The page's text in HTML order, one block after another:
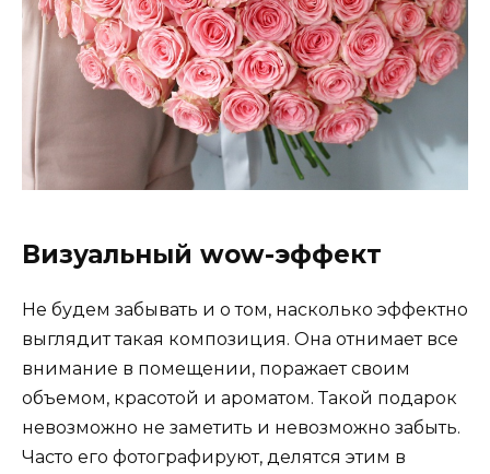
Визуальный wow-эффект
Не будем забывать и о том, насколько эффектно
выглядит такая композиция. Она отнимает все
внимание в помещении, поражает своим
объемом, красотой и ароматом. Такой подарок
невозможно не заметить и невозможно забыть.
Часто его фотографируют, делятся этим в